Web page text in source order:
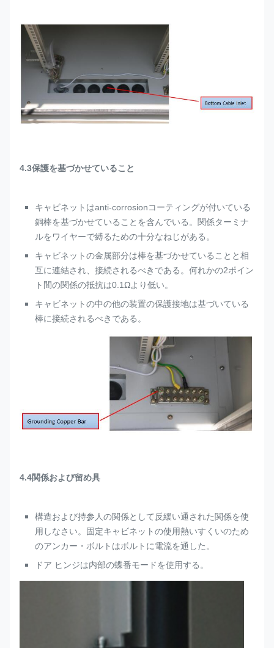
4.3保護を基づかせていること
キャビネットはanti-corrosionコーティングが付いている
銅棒を基づかせていることを含んでいる。関係ターミナ
ルをワイヤーで縛るための十分なねじがある。
キャビネットの金属部分は棒を基づかせていることと相
互に連結され、接続されるべきである。何れかの2ポイン
ト間の関係の抵抗は0.1Ωより低い。
キャビネットの中の他の装置の保護接地は基づいている
棒に接続されるべきである。
4.4関係および留め具
構造および持参人の関係として反緩い通された関係を使
用しなさい。固定キャビネットの使用熱いすくいのため
のアンカー・ボルトはボルトに電流を通した。
ドア ヒンジは内部の蝶番モードを使用する。